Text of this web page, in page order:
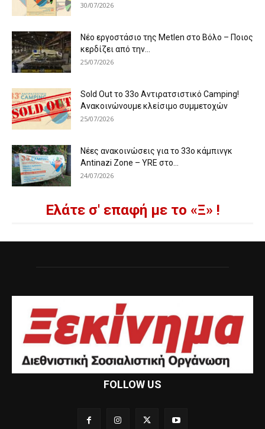
30/07/2026
Νέο εργοστάσιο της Metlen στο Βόλο – Ποιος
κερδίζει από την...
25/07/2026
Sold Out το 33ο Αντιρατσιστικό Camping!
Ανακοινώνουμε κλείσιμο συμμετοχών
25/07/2026
Νέες ανακοινώσεις για το 33ο κάμπινγκ
Antinazi Zone – YRE στο...
24/07/2026
Ελάτε σ' επαφή με το «Ξ» !
FOLLOW US